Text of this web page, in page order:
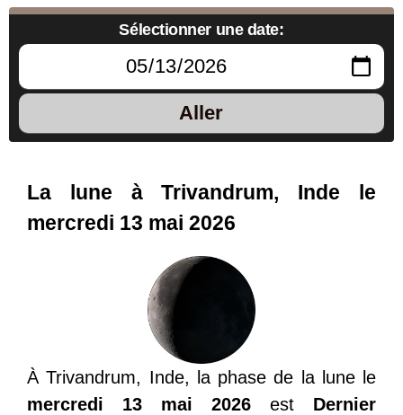
Sélectionner une date:
Aller
La lune à Trivandrum, Inde le
mercredi 13 mai 2026
À Trivandrum, Inde, la phase de la lune le
mercredi 13 mai 2026 est Dernier